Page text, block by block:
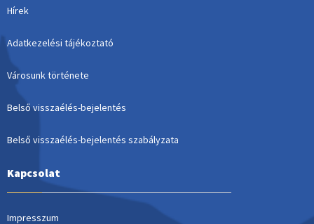
Hírek
Adatkezelési tájékoztató
Városunk története
Belső visszaélés-bejelentés
Belső visszaélés-bejelentés szabályzata
Kapcsolat
Impresszum